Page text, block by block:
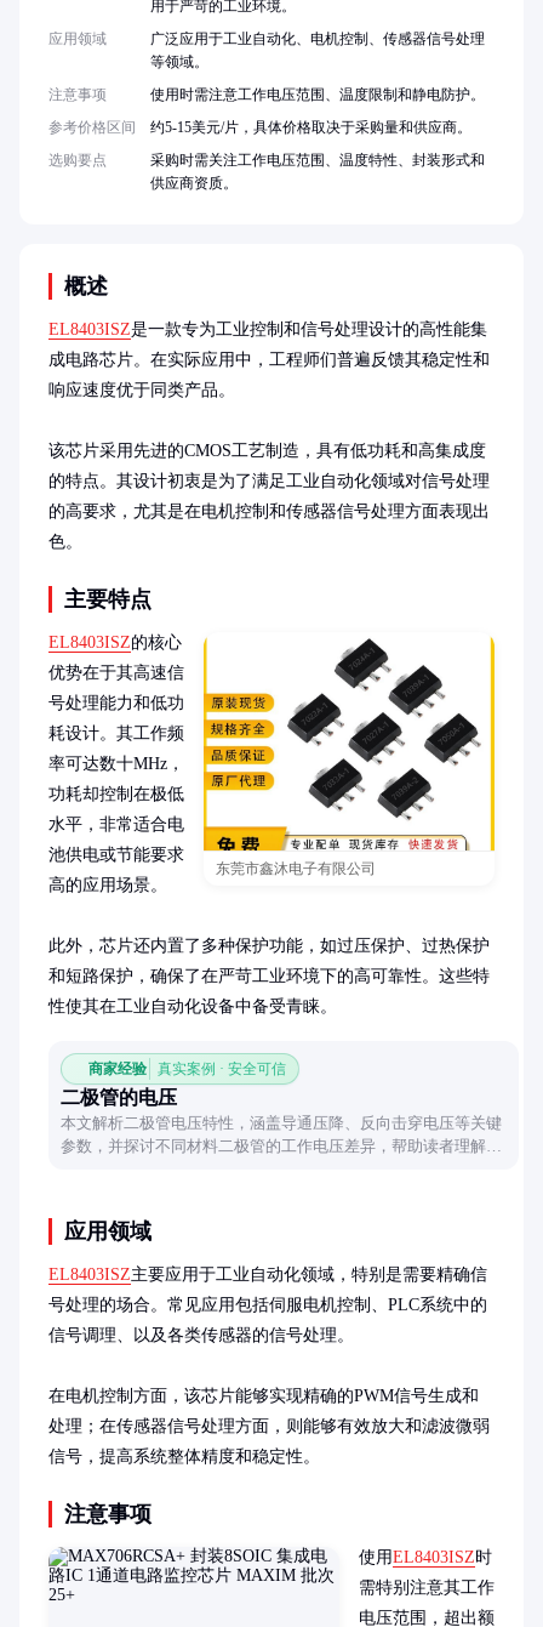
概述
EL8403ISZ是一款专为工业控制和信号处理设计的高性能集
成电路芯片。在实际应用中，工程师们普遍反馈其稳定性和
响应速度优于同类产品。
该芯片采用先进的CMOS工艺制造，具有低功耗和高集成度
的特点。其设计初衷是为了满足工业自动化领域对信号处理
的高要求，尤其是在电机控制和传感器信号处理方面表现出
色。
主要特点
东莞市鑫沐电子有限公司
EL8403ISZ的核心
优势在于其高速信
号处理能力和低功
耗设计。其工作频
率可达数十MHz，
功耗却控制在极低
水平，非常适合电
池供电或节能要求
高的应用场景。
此外，芯片还内置了多种保护功能，如过压保护、过热保护
和短路保护，确保了在严苛工业环境下的高可靠性。这些特
性使其在工业自动化设备中备受青睐。
商家经验 真实案例 · 安全可信
二极管的电压
本文解析二极管电压特性，涵盖导通压降、反向击穿电压等关键
参数，并探讨不同材料二极管的工作电压差异，帮助读者理解二
应用领域
EL8403ISZ主要应用于工业自动化领域，特别是需要精确信
号处理的场合。常见应用包括伺服电机控制、PLC系统中的
信号调理、以及各类传感器的信号处理。
在电机控制方面，该芯片能够实现精确的PWM信号生成和
处理；在传感器信号处理方面，则能够有效放大和滤波微弱
信号，提高系统整体精度和稳定性。
注意事项
使用EL8403ISZ时
需特别注意其工作
电压范围，超出额
用于严苛的工业环境。
应用领域
广泛应用于工业自动化、电机控制、传感器信号处理
等领域。
注意事项
使用时需注意工作电压范围、温度限制和静电防护。
参考价格区间
约5-15美元/片，具体价格取决于采购量和供应商。
选购要点
采购时需关注工作电压范围、温度特性、封装形式和
供应商资质。